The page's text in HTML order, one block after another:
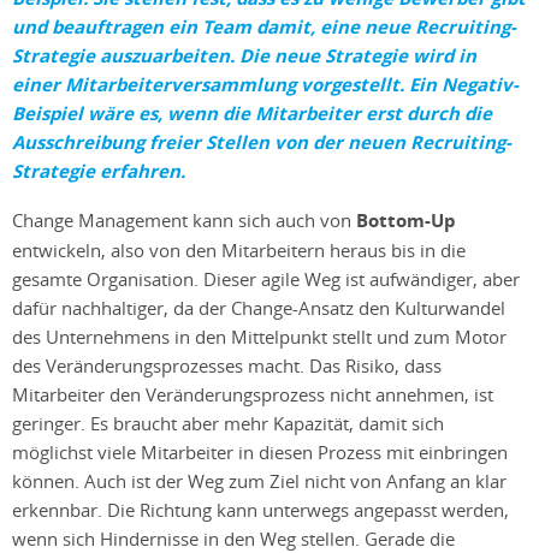
und beauftragen ein Team damit, eine neue Recruiting-
Strategie auszuarbeiten. Die neue Strategie wird in
einer Mitarbeiterversammlung vorgestellt. Ein Negativ-
Beispiel wäre es, wenn die Mitarbeiter erst durch die
Ausschreibung freier Stellen von der neuen Recruiting-
Strategie erfahren.
Change Management kann sich auch von Bottom-Up
entwickeln, also von den Mitarbeitern heraus bis in die
gesamte Organisation. Dieser agile Weg ist aufwändiger, aber
dafür nachhaltiger, da der Change-Ansatz den Kulturwandel
des Unternehmens in den Mittelpunkt stellt und zum Motor
des Veränderungsprozesses macht. Das Risiko, dass
Mitarbeiter den Veränderungsprozess nicht annehmen, ist
geringer. Es braucht aber mehr Kapazität, damit sich
möglichst viele Mitarbeiter in diesen Prozess mit einbringen
können. Auch ist der Weg zum Ziel nicht von Anfang an klar
erkennbar. Die Richtung kann unterwegs angepasst werden,
wenn sich Hindernisse in den Weg stellen. Gerade die